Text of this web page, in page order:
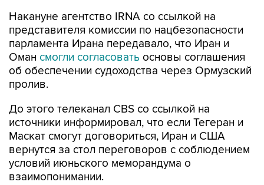
Накануне агентство IRNA со ссылкой на
представителя комиссии по нацбезопасности
парламента Ирана передавало, что Иран и
Оман смогли согласовать основы соглашения
об обеспечении судоходства через Ормузский
пролив.
До этого телеканал CBS со ссылкой на
источники информировал, что если Тегеран и
Маскат смогут договориться, Иран и США
вернутся за стол переговоров с соблюдением
условий июньского меморандума о
взаимопонимании.